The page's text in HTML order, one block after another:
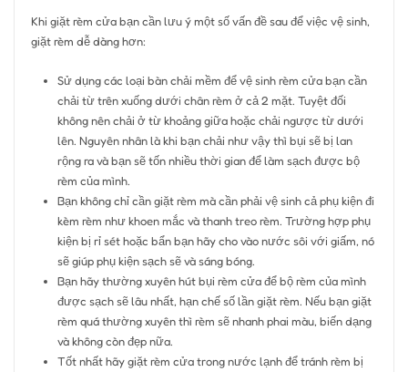
Khi giặt rèm cửa bạn cần lưu ý một số vấn đề sau để việc vệ sinh,
giặt rèm dễ dàng hơn:
Sử dụng các loại bàn chải mềm để vệ sinh rèm cửa bạn cần
chải từ trên xuống dưới chân rèm ở cả 2 mặt. Tuyệt đối
không nên chải ở từ khoảng giữa hoặc chải ngược từ dưới
lên. Nguyên nhân là khi bạn chải như vậy thì bụi sẽ bị lan
rộng ra và bạn sẽ tốn nhiều thời gian để làm sạch được bộ
rèm của mình.
Bạn không chỉ cần giặt rèm mà cần phải vệ sinh cả phụ kiện đi
kèm rèm như khoen mắc và thanh treo rèm. Trường hợp phụ
kiện bị rỉ sét hoặc bẩn bạn hãy cho vào nước sôi với giấm, nó
sẽ giúp phụ kiện sạch sẽ và sáng bóng.
Bạn hãy thường xuyên hút bụi rèm cửa để bộ rèm của mình
được sạch sẽ lâu nhất, hạn chế số lần giặt rèm. Nếu bạn giặt
rèm quá thường xuyên thì rèm sẽ nhanh phai màu, biến dạng
và không còn đẹp nữa.
Tốt nhất hãy giặt rèm cửa trong nước lạnh để tránh rèm bị